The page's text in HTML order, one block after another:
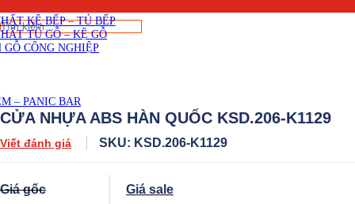
KỆ BẾP – TỦ BẾP
TỦ GỖ – KỆ GỖ
GỖ CÔNG NGHIỆP
– PANIC BAR
Tìm
kiếm:
CỬA NHỰA ABS HÀN QUỐC KSD.206-K1129
Viết đánh giá SKU: KSD.206-K1129